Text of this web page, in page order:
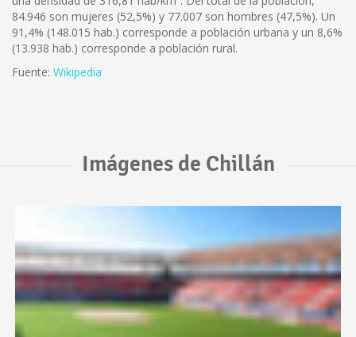
84.946 son mujeres (52,5%) y 77.007 son hombres (47,5%). Un
91,4% (148.015 hab.) corresponde a población urbana y un 8,6%
(13.938 hab.) corresponde a población rural.
Fuente: Wikipedia
Imágenes de Chillán